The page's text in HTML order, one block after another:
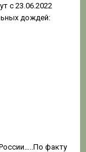
с 23.06.2022
дождей:
факту